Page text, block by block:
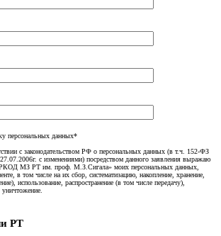
персональных данных*
с законодательством РФ о персональных данных (в т.ч. 152-ФЗ
с изменениями) посредством данного заявления выражаю
МЗ РТ им. проф. М.З.Сигала» моих персональных данных,
в том числе на их сбор, систематизацию, накопление, хранение,
использование, распространение (в том числе передачу),
РТ